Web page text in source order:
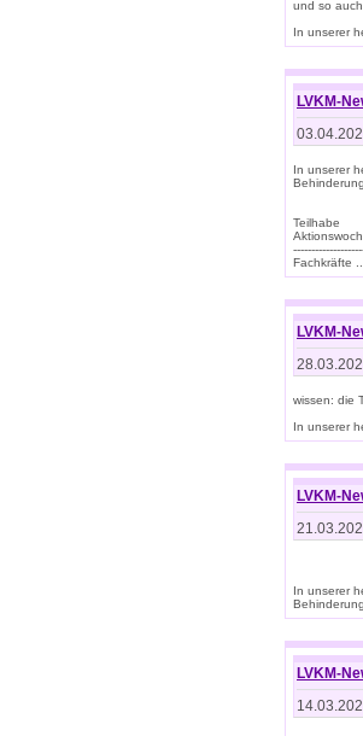
und so
In unserer
LVKM-
In unserer
Teilhabe
Fachkräfte
LVKM-
wissen: die
In unserer
LVKM-
In unserer
LVKM-